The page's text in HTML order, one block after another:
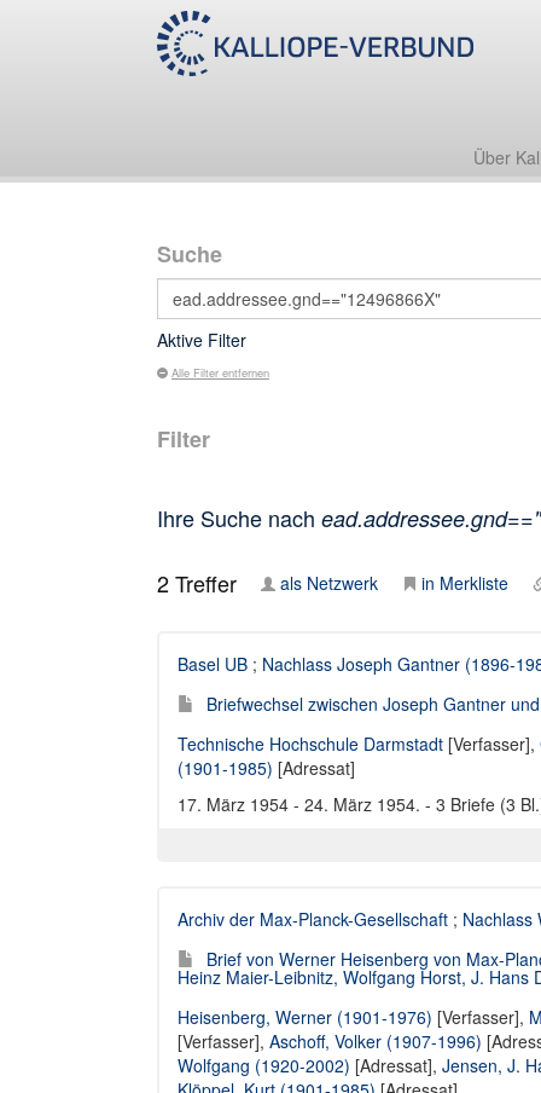
Über
Suche
Aktive Filter
Alle Filter entfernen
Filter
Ihre Suche nach
2Treffer als Netzwerk in Merkliste
Basel UB ; Nachlass Joseph Gantner (1896-
Briefwechsel zwischen Joseph Gantner
Technische Hochschule Darmstadt [Verfasser],
(1901-1985) [Adressat]
17. März 1954 - 24. März 1954. - 3 Briefe (3
Archiv der Max-Planck-Gesellschaft ; Nachlass
Brief von Werner Heisenberg von Max-
Heinz Maier-Leibnitz, Wolfgang Horst, J.
Heisenberg, Werner (1901-1976) [Verfasser],
[Verfasser], Aschoff, Volker (1907-1996)
Wolfgang (1920-2002) [Adressat], Jensen, J.